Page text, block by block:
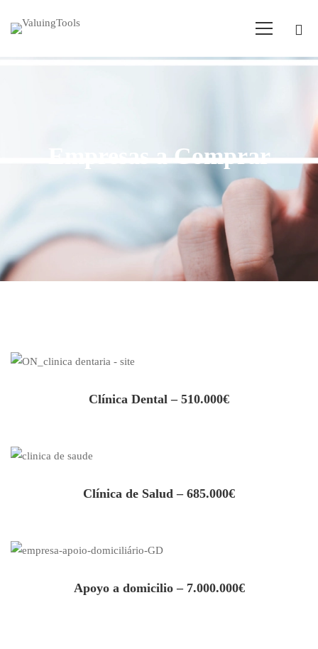
Empresas a Comprar
N:Salud
Clínica Dental – 510.000€
Clínica de Salud – 685.000€
Apoyo a domicilio – 7.000.000€